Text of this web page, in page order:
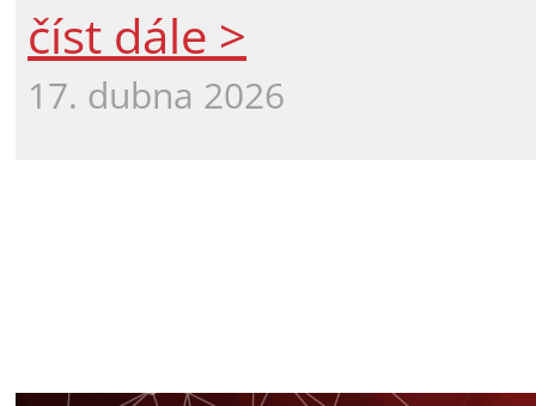
číst dále >
17. dubna 2026